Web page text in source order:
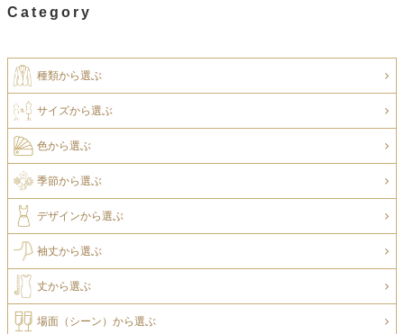
Category
種類から選ぶ
サイズから選ぶ
色から選ぶ
季節から選ぶ
デザインから選ぶ
袖丈から選ぶ
丈から選ぶ
場面（シーン）から選ぶ